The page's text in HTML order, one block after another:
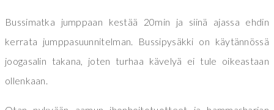
Bussimatka jumppaan kestää 20min ja siinä ajassa ehdin
kerrata jumppasuunnitelman. Bussipysäkki on käytännössä
joogasalin takana, joten turhaa kävelyä ei tule oikeastaan
ollenkaan.